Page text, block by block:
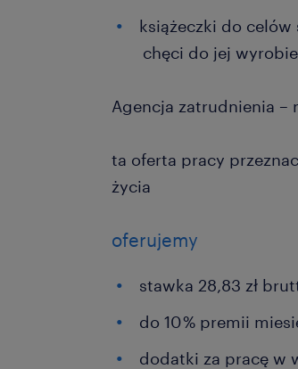
książeczki do
chęci do jej
Agencja zatrudnienia –
ta oferta pracy
życia
oferujemy
stawka 28,83 zł
do 10 % premii
dodatki za pracę w